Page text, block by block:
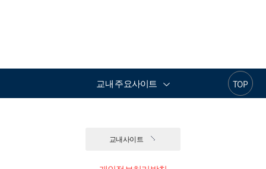
TOP
교내 주요사이트
교내사이트